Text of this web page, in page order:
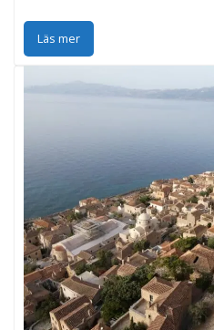
Läs mer